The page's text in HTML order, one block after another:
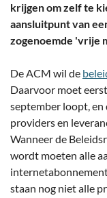
krijgen om zelf te
aansluitpunt van
zogenoemde 'vrije
De ACM wil de
Daarvoor moet
september loopt, en
providers en
Wanneer de
wordt moeten alle
staan nog niet alle